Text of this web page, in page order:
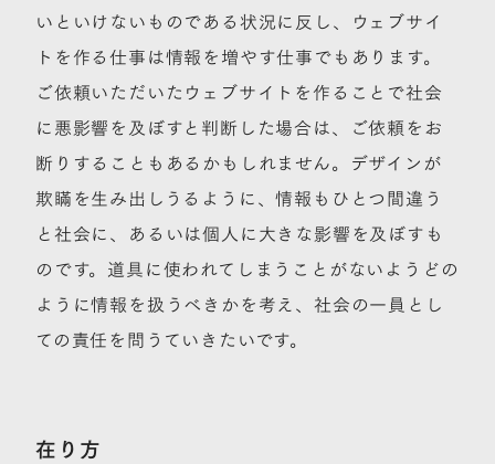
いといけないものである状況に反し、ウェブサイ
トを作る仕事は情報を増やす仕事でもあります。
ご依頼いただいたウェブサイトを作ることで社会
に悪影響を及ぼすと判断した場合は、ご依頼をお
断りすることもあるかもしれません。デザインが
欺瞞を生み出しうるように、情報もひとつ間違う
と社会に、あるいは個人に大きな影響を及ぼすも
のです。道具に使われてしまうことがないようどの
ように情報を扱うべきかを考え、社会の一員とし
ての責任を問うていきたいです。
在り方